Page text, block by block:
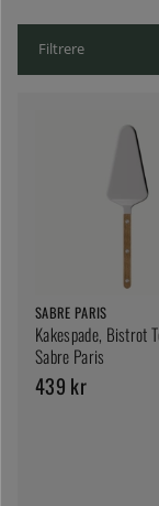
Filtrere
SABRE PARIS
Kakespade, Bistrot
Sabre Paris
439 kr